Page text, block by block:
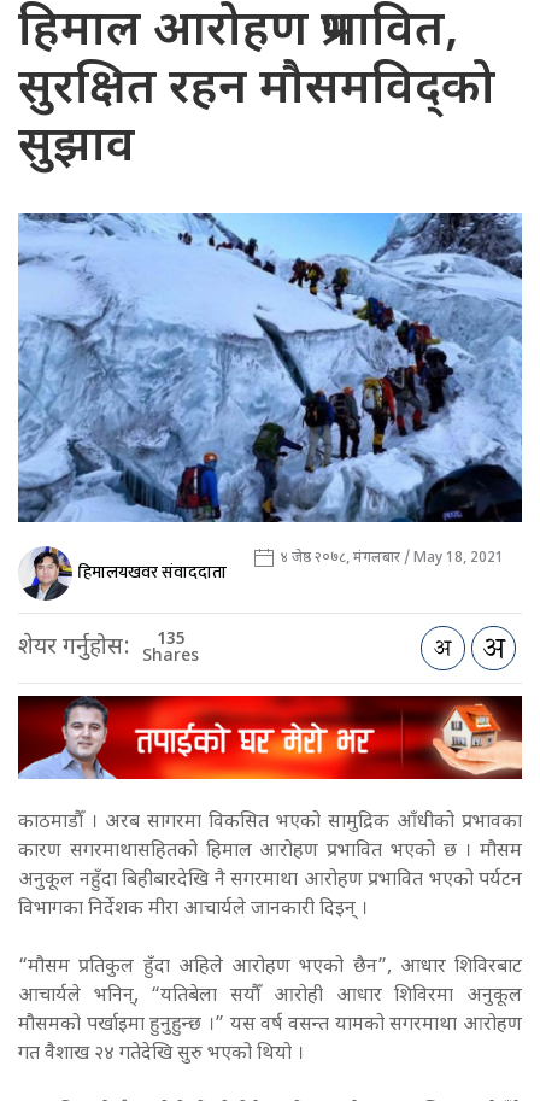
हिमाल आरोहण प्रभावित,
सुरक्षित रहन मौसमविद्को
सुझाव
हिमालयखवर संवाददाता ४ जेष्ठ २०७८, मंगलबार / May 18, 2021
शेयर गर्नुहोस: 135
Shares
काठमाडौँ । अरब सागरमा विकसित भएको सामुद्रिक आँधीको प्रभावका
कारण सगरमाथासहितको हिमाल आरोहण प्रभावित भएको छ । मौसम
अनुकूल नहुँदा बिहीबारदेखि नै सगरमाथा आरोहण प्रभावित भएको पर्यटन
विभागका निर्देशक मीरा आचार्यले जानकारी दिइन् ।
“मौसम प्रतिकुल हुँदा अहिले आरोहण भएको छैन”, आधार शिविरबाट
आचार्यले भनिन्, “यतिबेला सयौँ आरोही आधार शिविरमा अनुकूल
मौसमको पर्खाइमा हुनुहुन्छ ।” यस वर्ष वसन्त यामको सगरमाथा आरोहण
गत वैशाख २४ गतेदेखि सुरु भएको थियो ।